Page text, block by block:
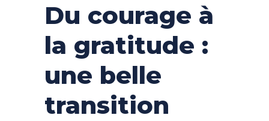
Du courage à
la gratitude :
une belle
transition